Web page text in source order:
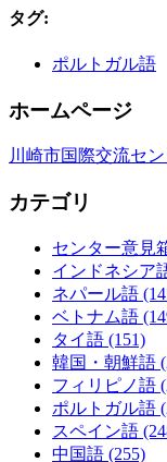
タグ:
ポルトガル語
ホームページ
川崎市国際交流セ
カテゴリ
センター意見
インドネシア
ネパール語
ベトナム語
タイ語 (151)
韓国・朝鮮語
フィリピノ語
ポルトガル語
スペイン語
中国語 (255)